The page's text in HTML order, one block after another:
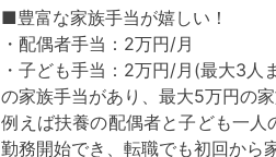
■豊富な家族手当が嬉しい！
・配偶者手当：2万円/月
・子ども手当：2万円/月(最大3人
の家族手当があり、最大5万円の
例えば扶養の配偶者と子ども一
勤務開始でき、転職でも初回から